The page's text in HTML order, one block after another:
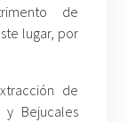
de
lugar, por
de
Bejucales